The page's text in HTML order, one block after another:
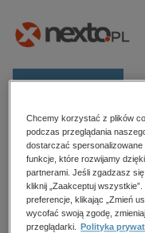
E-prasa
Kategorie
Zobacz wszystkie E-
budownictwo,
biznesowe,
Strona główna
Ursyn Julian
Chcemy korzystać z plików
podczas przeglądania
dostarczać
funkcje, które rozwijamy
partnerami. Jeśli zgadzasz
kliknij „Zaakceptuj
preferencje, klikając „Zmień
wycofać swoją zgodę,
przeglądarki.
Polityka